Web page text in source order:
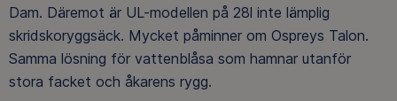
Dam. Däremot är UL-modellen på 28l inte lämplig
skridskoryggsäck. Mycket påminner om Ospreys Talon.
Samma lösning för vattenblåsa som hamnar utanför
stora facket och åkarens rygg.